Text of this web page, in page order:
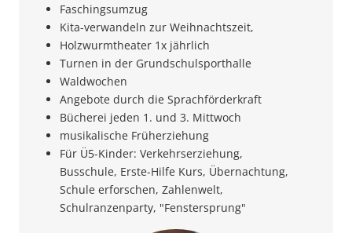
Faschingsumzug
Kita-verwandeln zur Weihnachtszeit,
Holzwurmtheater 1x jährlich
Turnen in der Grundschulsporthalle
Waldwochen
Angebote durch die Sprachförderkraft
Bücherei jeden 1. und 3. Mittwoch
musikalische Früherziehung
Für Ü5-Kinder: Verkehrserziehung,
Busschule, Erste-Hilfe Kurs, Übernachtung,
Schule erforschen, Zahlenwelt,
Schulranzenparty, "Fenstersprung"